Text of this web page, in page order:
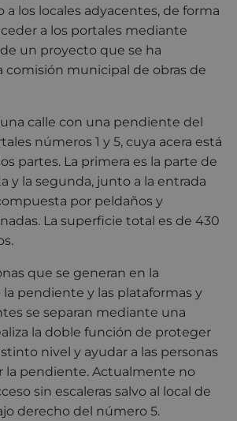
a los locales adyacentes, de forma
a los portales mediante
un proyecto que se ha
comisión municipal de obras de
calle con una pendiente del
números 1 y 5, cuya acera está
partes. La primera es la parte de
y la segunda, junto a la entrada
por peldaños y
La superficie total es de 430
que se generan en la
pendiente y las plataformas y
se separan mediante una
la doble función de proteger
nivel y ayudar a las personas
la pendiente. Actualmente no
sin escaleras salvo al local de
derecho del número 5.